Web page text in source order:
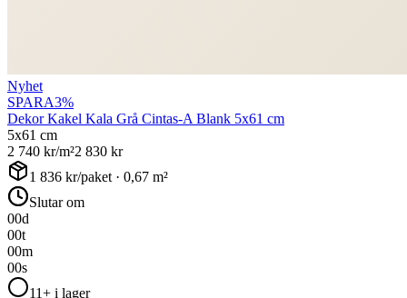
Nyhet
SPARA3%
Dekor Kakel Kala Grå Cintas-A Blank 5x61 cm
5x61 cm
2 740 kr/m²2 830 kr
1 836 kr/paket · 0,67 m²
Slutar om
00d
00t
00m
00s
11+ i lager